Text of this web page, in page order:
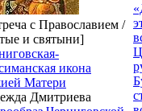
с Православием /
и святыни]
икона
Матери
Дмитриева